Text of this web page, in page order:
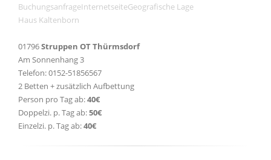
BuchungsanfrageInternetseiteGeografische Lage
Haus Kaltenborn
01796Struppen OT Thürmsdorf
Am Sonnenhang 3
Telefon: 0152-51856567
2 Betten + zusätzlich Aufbettung
Person pro Tag ab:40€
Doppelzi. p. Tag ab:50€
Einzelzi. p. Tag ab:40€